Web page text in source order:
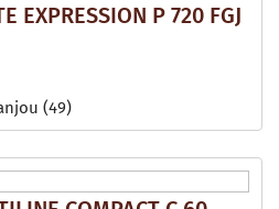
EXPRESSION P 720 FGJ
(49)